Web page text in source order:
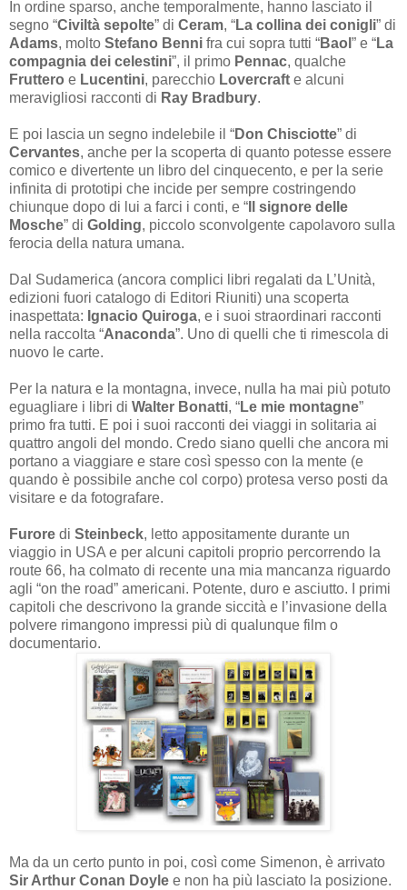
In ordine sparso, anche temporalmente, hanno lasciato il
segno “Civiltà sepolte” di Ceram, “La collina dei conigli” di
Adams, molto Stefano Benni fra cui sopra tutti “Baol ” e “La
compagnia dei celestini”, il primo Pennac, qualche
Fruttero e Lucentini, parecchio Lovercraft e alcuni
meravigliosi racconti di Ray Bradbury.
E poi lascia un segno indelebile il “Don Chisciotte” di
Cervantes, anche per la scoperta di quanto potesse essere
comico e divertente un libro del cinquecento, e per la serie
infinita di prototipi che incide per sempre costringendo
chiunque dopo di lui a farci i conti, e “ Il signore delle
Mosche” di Golding, piccolo sconvolgente capolavoro sulla
ferocia della natura umana.
Dal Sudamerica (ancora complici libri regalati da L’Unità,
edizioni fuori catalogo di Editori Riuniti) una scoperta
inaspettata: Ignacio Quiroga, e i suoi straordinari racconti
nella raccolta “Anaconda”. Uno di quelli che ti rimescola di
nuovo le carte.
Per la natura e la montagna, invece, nulla ha mai più potuto
eguagliare i libri di Walter Bonatti, “Le mie montagne”
primo fra tutti. E poi i suoi racconti dei viaggi in solitaria ai
quattro angoli del mondo. Credo siano quelli che ancora mi
portano a viaggiare e stare così spesso con la mente (e
quando è possibile anche col corpo) protesa verso posti da
visitare e da fotografare.
Furore di Steinbeck, letto appositamente durante un
viaggio in USA e per alcuni capitoli proprio percorrendo la
route 66, ha colmato di recente una mia mancanza riguardo
agli “on the road” americani. Potente, duro e asciutto. I primi
capitoli che descrivono la grande siccità e l’invasione della
polvere rimangono impressi più di qualunque film o
documentario.
Ma da un certo punto in poi, così come Simenon, è arrivato
Sir Arthur Conan Doyle e non ha più lasciato la posizione.